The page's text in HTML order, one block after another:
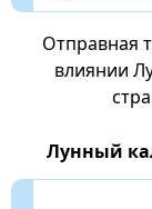
Отправная
влиянии
Лунный